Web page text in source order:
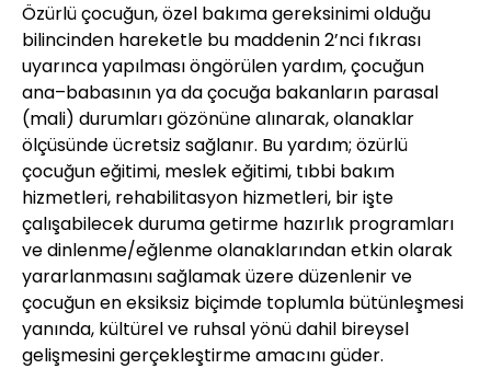
Özürlü çocuğun, özel bakıma gereksinimi olduğu
bilincinden hareketle bu maddenin 2’nci fıkrası
uyarınca yapılması öngörülen yardım, çocuğun
ana–babasının ya da çocuğa bakanların parasal
(mali) durumları gözönüne alınarak, olanaklar
ölçüsünde ücretsiz sağlanır. Bu yardım; özürlü
çocuğun eğitimi, meslek eğitimi, tıbbi bakım
hizmetleri, rehabilitasyon hizmetleri, bir işte
çalışabilecek duruma getirme hazırlık programları
ve dinlenme/eğlenme olanaklarından etkin olarak
yararlanmasını sağlamak üzere düzenlenir ve
çocuğun en eksiksiz biçimde toplumla bütünleşmesi
yanında, kültürel ve ruhsal yönü dahil bireysel
gelişmesini gerçekleştirme amacını güder.